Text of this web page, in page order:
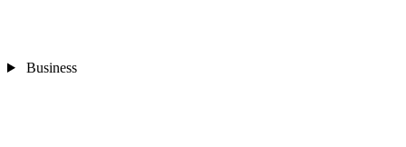
Business